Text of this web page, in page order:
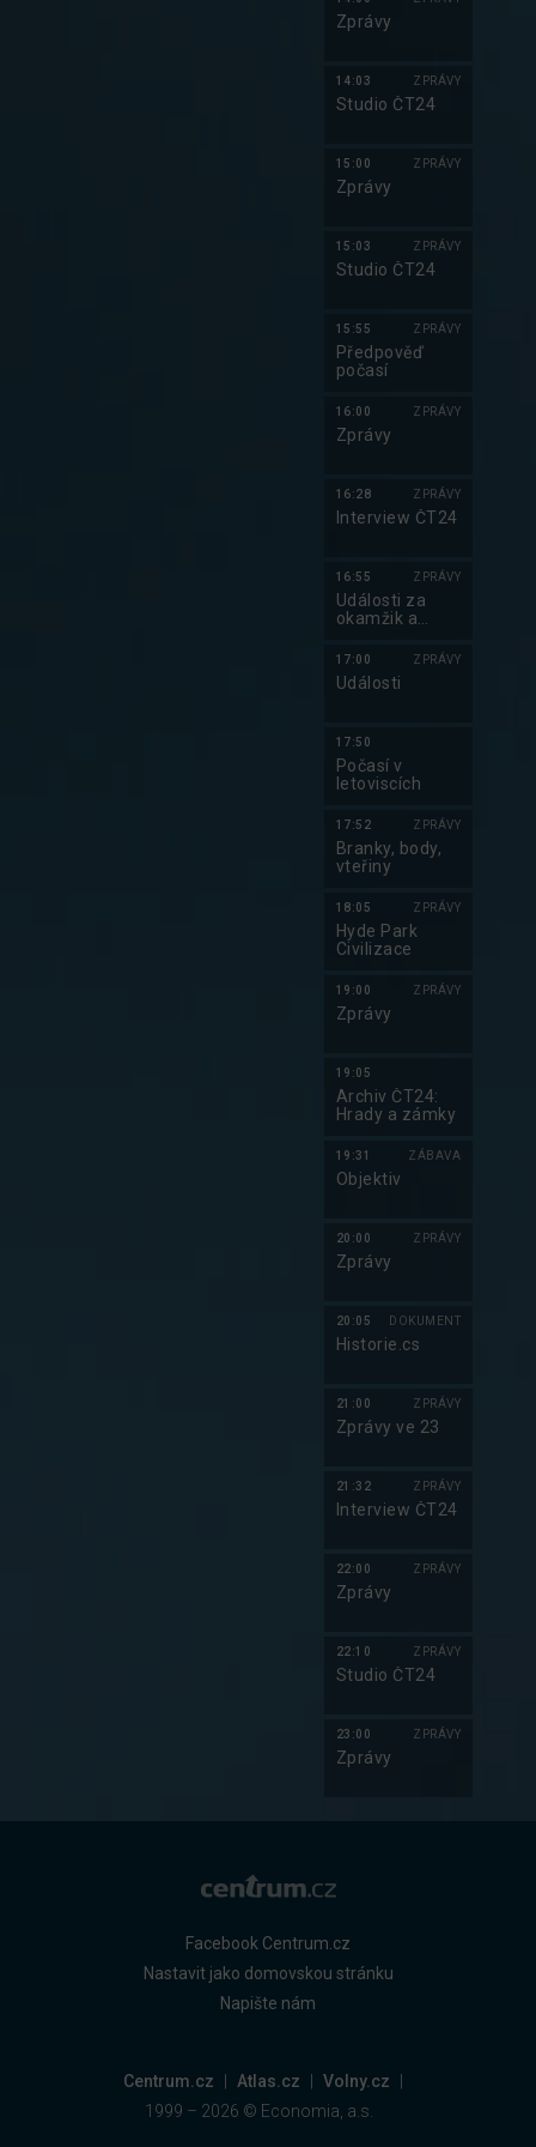
Zprávy
14:03 ZPRÁVY
Studio ČT24
15:00 ZPRÁVY
Zprávy
15:03 ZPRÁVY
Studio ČT24
15:55 ZPRÁVY
Předpověď
počasí
16:00 ZPRÁVY
Zprávy
16:28 ZPRÁVY
Interview ČT24
16:55 ZPRÁVY
Události za
okamžik a
17:00 ZPRÁVY
Události
17:50
Počasí v
letoviscích
17:52 ZPRÁVY
Branky, body,
vteřiny
18:05 ZPRÁVY
Hyde Park
Civilizace
19:00 ZPRÁVY
Zprávy
19:05
Archiv ČT24:
Hrady a zámky
19:31 ZÁBAVA
Objektiv
20:00 ZPRÁVY
Zprávy
20:05 DOKUMENT
Historie.cs
21:00 ZPRÁVY
Zprávy ve 23
21:32 ZPRÁVY
Interview ČT24
22:00 ZPRÁVY
Zprávy
22:10 ZPRÁVY
Studio ČT24
23:00 ZPRÁVY
Zprávy
Facebook Centrum.cz
Nastavit jako domovskou stránku
Napište nám
Centrum.cz Atlas.cz
Volny.cz
1999 – 2026 © Economia, a.s.